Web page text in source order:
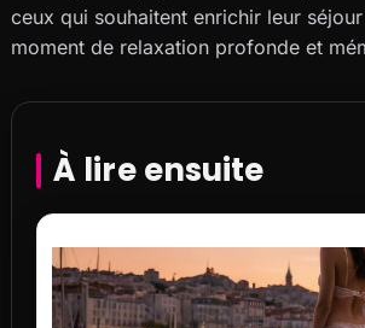
ceux qui souhaitent enrichir leur séjour
moment de relaxation profonde et
À lire ensuite